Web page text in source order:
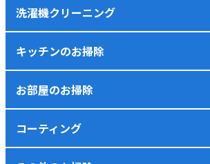
洗濯機クリーニング
キッチンのお掃除
お部屋のお掃除
コーティング